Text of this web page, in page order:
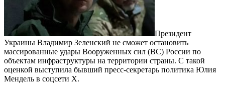
Президент
Украины Владимир Зеленский не сможет остановить
массированные удары Вооруженных сил (ВС) России по
объектам инфраструктуры на территории страны. С такой
оценкой выступила бывший пресс-секретарь политика Юлия
Мендель в соцсети X.